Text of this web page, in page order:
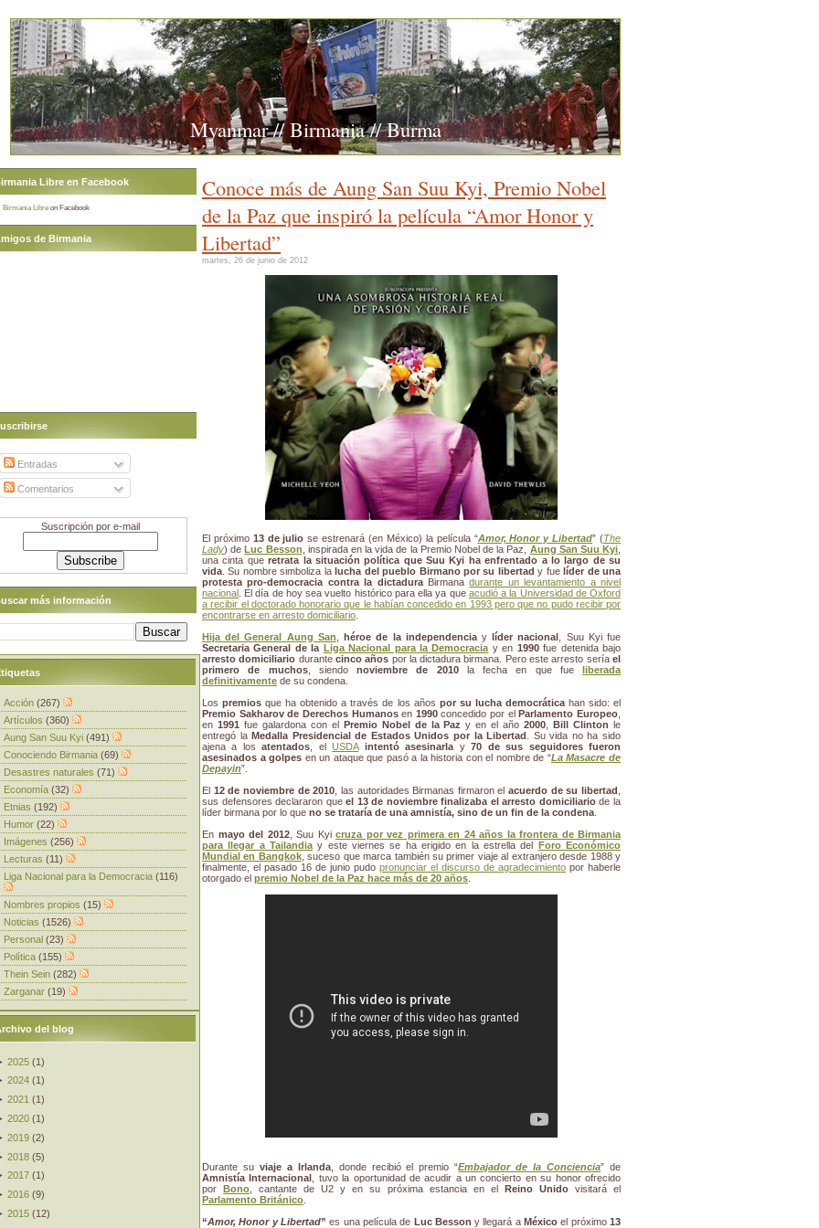
Myanmar // Birmania // Burma
Conoce más de Aung San Suu Kyi, Premio Nobel
de la Paz que inspiró la película “Amor Honor y
Libertad”
martes, 26 de junio de 2012
El próximo 13 de julio se estrenará (en México) la película “Amor, Honor y Libertad” (The
Lady) deLuc Besson , inspirada en la vida de la Premio Nobel de la Paz, Aung San Suu Kyi
una cinta queretrata la situación política que Suu Kyi ha enfrentado a lo largo de su
vida . Su nombre simboliza lalucha del pueblo Birmano por su libertad y fuelíder de una
protesta pro-democracia contra la dictaduraBirmanadurante un levantamiento a nivel
nacional . El día de hoy sea vuelto histórico para ella ya que acudió a la Universidad de Oxford
a recibir el doctorado honorario que le habían concedido en 1993 pero que no pudo recibir por
encontrarse en arresto domiciliario
Hija del General Aung San ,héroe de la independenciaylíder nacional , Suu Kyi fue
Secretaria General de la Liga Nacional para la Democracia y en 1990fue detenida bajo
arresto domiciliario durante cinco años por la dictadura birmana. Pero este arresto seríael
primero de muchos, siendo noviembre de 2010la fecha en que fue liberada
definitivamente de su condena.
Lospremios que ha obtenido a través de los años por su lucha democráticahan sido: el
Premio Sakharov de Derechos Humanosen 1990concedido por elParlamento Europeo
en 1991 fue galardona con el Premio Nobel de la Paz y en el año2000 ,Bill Clinton le
entregó laMedalla Presidencial de Estados Unidos por la Libertad . Su vida no ha sido
ajena a losatentados , elUSDA intentó asesinarla y70 de sus seguidores fueron
asesinados a golpes en un ataque que pasó a la historia con el nombre de “La Masacre de
Depayin”.
El 12 de noviembre de 2010 , las autoridades Birmanas firmaron elacuerdo de su libertad
sus defensores declararon queel 13 de noviembre finalizaba el arresto domiciliariode la
líder birmana por lo que no se trataría de una amnistía, sino de un fin de la condena
En mayo del 2012, Suu Kyi cruza por vez primera en 24 años la frontera de Birmania
para llegar a Tailandia y este viernes se ha erigido en la estrella del Foro Económico
Mundial en Bangkok, suceso que marca también su primer viaje al extranjero desde 1988 y
finalmente, el pasado 16 de junio pudo pronunciar el discurso de agradecimiento por haberle
otorgado el premio Nobel de la Paz hace más de 20 años
Durante su viaje a Irlanda, donde recibió el premio “Embajador de la Conciencia” de
Amnistía Internacional , tuvo la oportunidad de acudir a un concierto en su honor ofrecido
porBono , cantante de U2 y en su próxima estancia en el Reino Unidovisitará el
Parlamento Británico
“Amor, Honor y Libertad” es una película de Luc Besson y llegará aMéxico el próximo 13
Libre en Facebook
Birmania Libre on Facebook
de Birmania
Entradas
Comentarios
Suscripción por e-mail
más información
Acción (267)
Artículos (360)
Aung San Suu Kyi (491)
Conociendo Birmania (69)
Desastres naturales (71)
Economía (32)
Etnias (192)
Humor (22)
Imágenes (256)
Lecturas (11)
Liga Nacional para la Democracia (116)
Nombres propios (15)
Noticias (1526)
Personal (23)
Política (155)
Thein Sein (282)
Zarganar (19)
del blog
2025 (1)
2024 (1 )
2021 (1)
2020 (1)
2019 (2)
2018 (5)
2017 (1 )
2016 (9)
2015 (12)